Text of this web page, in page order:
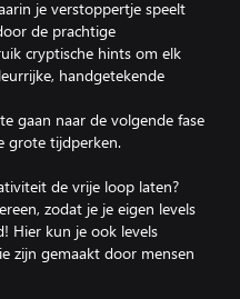
je verstoppertje speelt
de prachtige
cryptische hints om elk
handgetekende
gaan naar de volgende fase
grote tijdperken.
de vrije loop laten?
zodat je je eigen levels
Hier kun je ook levels
zijn gemaakt door mensen